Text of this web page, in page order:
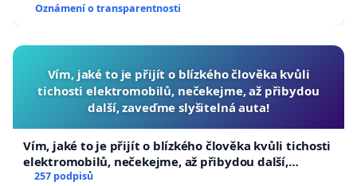
Oznámení o transparentnosti
Vím, jaké to je přijít o blízkého člověka kvůli
tichosti elektromobilů, nečekejme, až přibydou
další, zaveďme slyšitelná auta!
Vím, jaké to je přijít o blízkého člověka kvůli tichosti
elektromobilů, nečekejme, až přibydou další,
zaveďme slyšitelná auta!
257 podpisů